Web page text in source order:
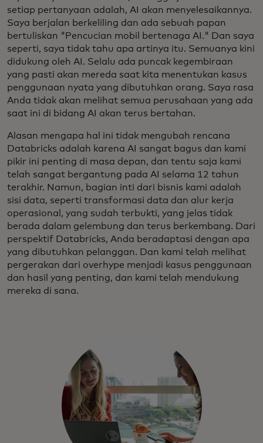
setiap pertanyaan adalah, AI akan menyelesaikannya.
Saya berjalan berkeliling dan ada sebuah papan
bertuliskan "Pencucian mobil bertenaga AI." Dan saya
seperti, saya tidak tahu apa artinya itu. Semuanya kini
didukung oleh AI. Selalu ada puncak kegembiraan
yang pasti akan mereda saat kita menentukan kasus
penggunaan nyata yang dibutuhkan orang. Saya rasa
Anda tidak akan melihat semua perusahaan yang ada
saat ini di bidang AI akan terus bertahan.
Alasan mengapa hal ini tidak mengubah rencana
Databricks adalah karena AI sangat bagus dan kami
pikir ini penting di masa depan, dan tentu saja kami
telah sangat bergantung pada AI selama 12 tahun
terakhir. Namun, bagian inti dari bisnis kami adalah
sisi data, seperti transformasi data dan alur kerja
operasional, yang sudah terbukti, yang jelas tidak
berada dalam gelembung dan terus berkembang. Dari
perspektif Databricks, Anda beradaptasi dengan apa
yang dibutuhkan pelanggan. Dan kami telah melihat
pergerakan dari overhype menjadi kasus penggunaan
dan hasil yang penting, dan kami telah mendukung
mereka di sana.